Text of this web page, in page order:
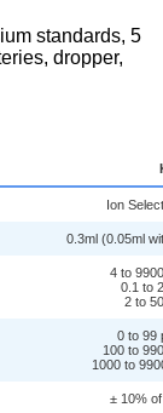
standards, 5
dropper,
Ion
0.3ml (0.05ml
4 to
0.1 to
2 to
0 to 99
100 to
1000 to
± 10%